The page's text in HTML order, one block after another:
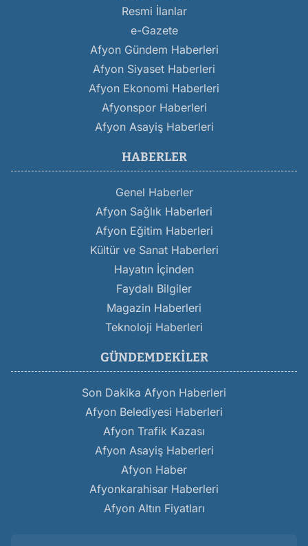
Resmi İlanlar
e-Gazete
Afyon Gündem Haberleri
Afyon Siyaset Haberleri
Afyon Ekonomi Haberleri
Afyonspor Haberleri
Afyon Asayiş Haberleri
HABERLER
Genel Haberler
Afyon Sağlık Haberleri
Afyon Eğitim Haberleri
Kültür ve Sanat Haberleri
Hayatın İçinden
Faydalı Bilgiler
Magazin Haberleri
Teknoloji Haberleri
GÜNDEMDEKILER
Son Dakika Afyon Haberleri
Afyon Belediyesi Haberleri
Afyon Trafik Kazası
Afyon Asayiş Haberleri
Afyon Haber
Afyonkarahisar Haberleri
Afyon Altın Fiyatları